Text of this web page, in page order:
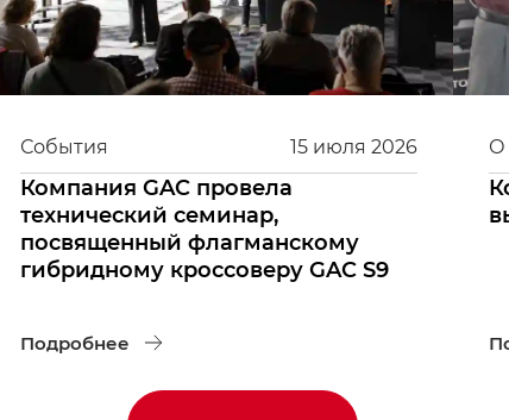
15 июля 2026
События
Компания GAC провела
технический семинар,
посвященный флагманскому
гибридному кроссоверу GAC S9
Подробнее
О